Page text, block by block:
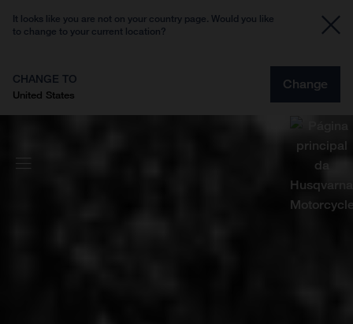
It looks like you are not on your country page. Would you like
to change to your current location?
CHANGE TO
United States
Change